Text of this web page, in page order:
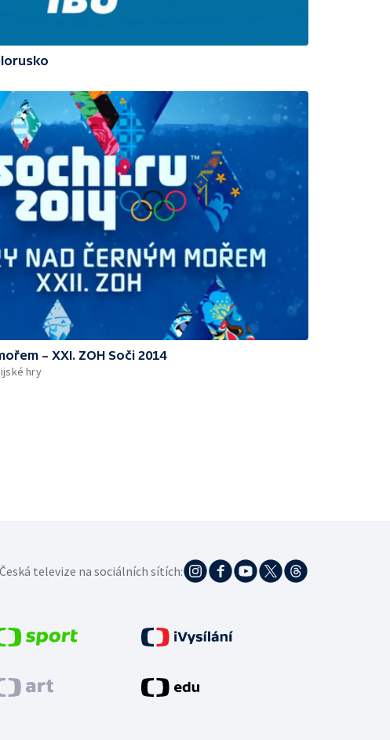
– XXI. ZOH Soči 2014
hry
Česká televize na sociálních sítích: